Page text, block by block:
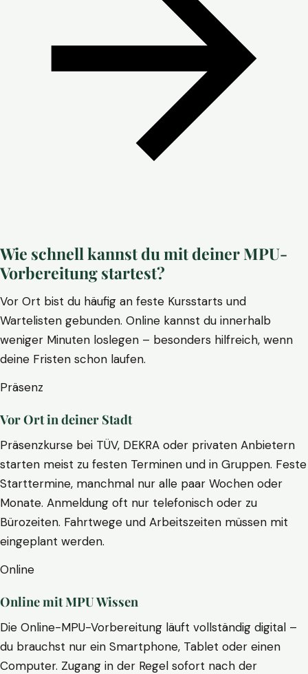
Wie schnell kannst du mit deiner MPU-
Vorbereitung startest?
Vor Ort bist du häufig an feste Kursstarts und
Wartelisten gebunden. Online kannst du innerhalb
weniger Minuten loslegen – besonders hilfreich, wenn
deine Fristen schon laufen.
Präsenz
Vor Ort in deiner Stadt
Präsenzkurse bei TÜV, DEKRA oder privaten Anbietern
starten meist zu festen Terminen und in Gruppen. Feste
Starttermine, manchmal nur alle paar Wochen oder
Monate. Anmeldung oft nur telefonisch oder zu
Bürozeiten. Fahrtwege und Arbeitszeiten müssen mit
eingeplant werden.
Online
Online mit MPU Wissen
Die Online-MPU-Vorbereitung läuft vollständig digital –
du brauchst nur ein Smartphone, Tablet oder einen
Computer. Zugang in der Regel sofort nach der